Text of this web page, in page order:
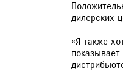
дилерских
«Я также